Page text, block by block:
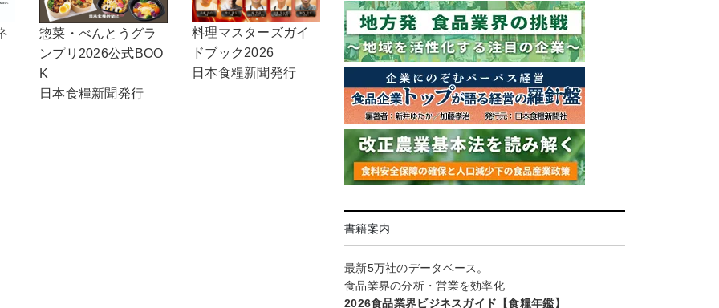
惣菜・べんとうグラ
ンプリ2026公式BOO
K
日本食糧新聞発行
料理マスターズガイ
ドブック2026
日本食糧新聞発行
書籍案内
最新5万社のデータベース。
食品業界の分析・営業を効率化
2026食品業界ビジネスガイド【食糧年鑑】